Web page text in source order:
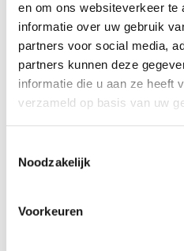
en om ons websiteverkeer te
informatie over uw gebruik
partners voor social media,
partners kunnen deze
informatie die u aan ze heeft
verzameld op basis van uw
Noodzakelijk
Voorkeuren
Film: Make a Short
MEER INFO